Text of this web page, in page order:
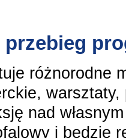
różnorodne
warsztaty,
nad
i będzie